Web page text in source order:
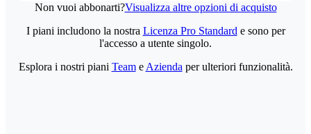
Non vuoi abbonarti?Visualizza altre opzioni di acquisto
I piani includono la nostra Licenza Pro Standard e sono per
l'accesso a utente singolo.
Esplora i nostri piani Teame Azienda per ulteriori funzionalità.